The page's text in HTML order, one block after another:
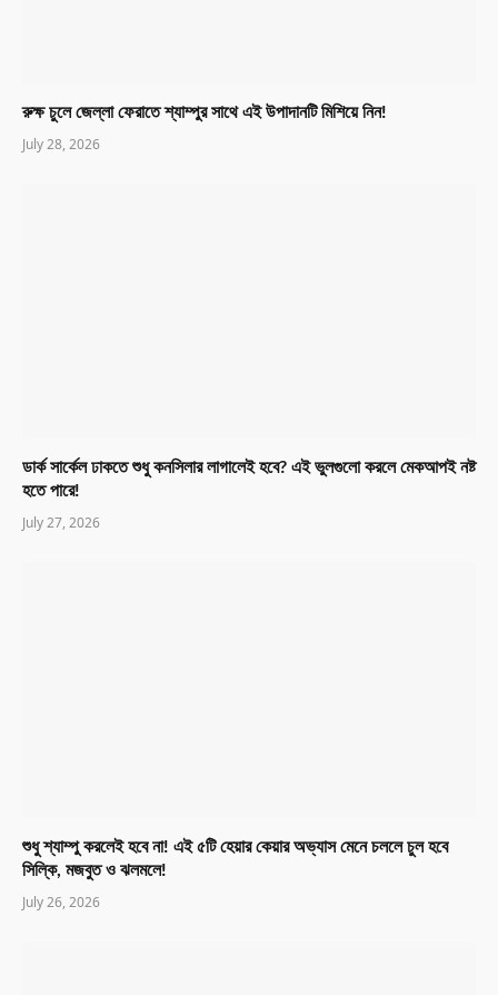
রুক্ষ চুলে জেল্লা ফেরাতে শ্যাম্পুর সাথে এই উপাদানটি মিশিয়ে নিন!
July 28, 2026
ডার্ক সার্কেল ঢাকতে শুধু কনসিলার লাগালেই হবে? এই ভুলগুলো করলে মেকআপই নষ্ট
হতে পারে!
July 27, 2026
শুধু শ্যাম্পু করলেই হবে না! এই ৫টি হেয়ার কেয়ার অভ্যাস মেনে চললে চুল হবে
সিল্কি, মজবুত ও ঝলমলে!
July 26, 2026